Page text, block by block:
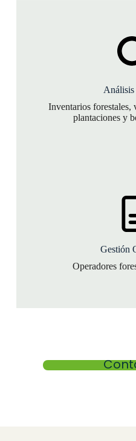
Análisis
Inventarios forestales,
plantaciones y
Gestión
Operadores